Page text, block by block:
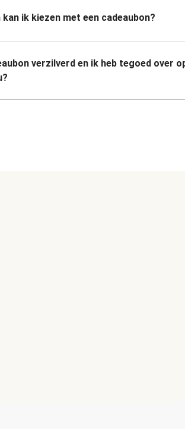
ik kiezen met een cadeaubon?
verzilverd en ik heb tegoed over